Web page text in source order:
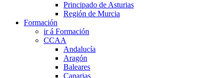
Principado de Asturias
Región de Murcia
Formación
ir á Formación
CCAA
Andalucía
Aragón
Baleares
Canarias